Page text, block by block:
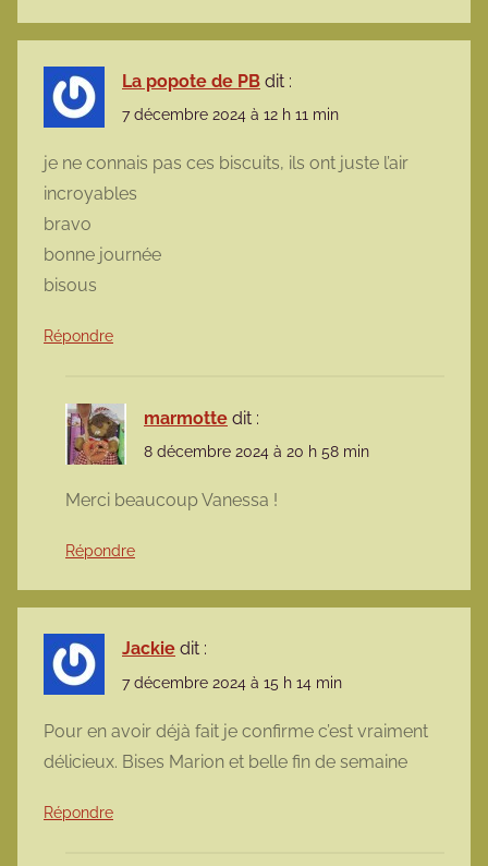
La popote de PB dit :
7 décembre 2024 à 12 h 11 min
je ne connais pas ces biscuits, ils ont juste l’air
incroyables
bravo
bonne journée
bisous
Répondre
marmotte dit :
8 décembre 2024 à 20 h 58 min
Merci beaucoup Vanessa !
Répondre
Jackie dit :
7 décembre 2024 à 15 h 14 min
Pour en avoir déjà fait je confirme c’est vraiment
délicieux. Bises Marion et belle fin de semaine
Répondre